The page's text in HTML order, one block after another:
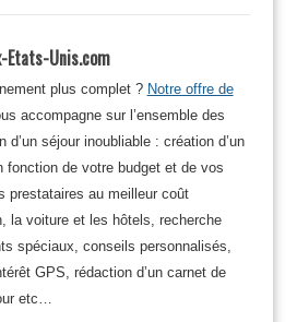
Etats-Unis.com
plus complet ? Notre offre de
accompagne sur l’ensemble des
d’un séjour inoubliable : création d’un
fonction de votre budget et de vos
prestataires au meilleur coût
la voiture et les hôtels, recherche
spéciaux, conseils personnalisés,
GPS, rédaction d’un carnet de
etc…